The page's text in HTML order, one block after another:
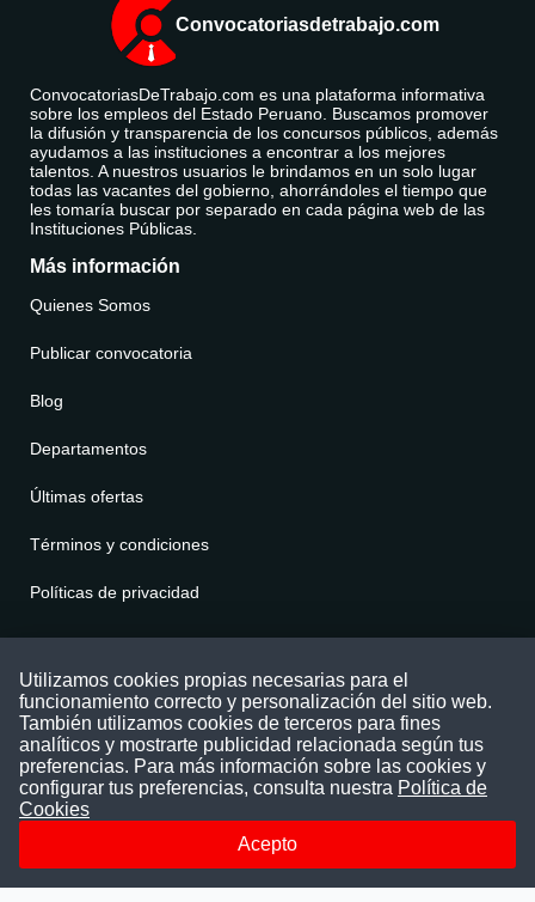
Convocatoriasdetrabajo.com
ConvocatoriasDeTrabajo.com es una plataforma informativa
sobre los empleos del Estado Peruano. Buscamos promover
la difusión y transparencia de los concursos públicos, además
ayudamos a las instituciones a encontrar a los mejores
talentos. A nuestros usuarios le brindamos en un solo lugar
todas las vacantes del gobierno, ahorrándoles el tiempo que
les tomaría buscar por separado en cada página web de las
Instituciones Públicas.
Más información
Quienes Somos
Publicar convocatoria
Blog
Departamentos
Últimas ofertas
Términos y condiciones
Políticas de privacidad
Puede comunicarse con nosotros a través
nuestras redes sociales o del correo:
contacto@convocatoriasdetrabajo.com
Siguenos en:
Utilizamos cookies propias necesarias para el
funcionamiento correcto y personalización del sitio web.
También utilizamos cookies de terceros para fines
analíticos y mostrarte publicidad relacionada según tus
preferencias. Para más información sobre las cookies y
configurar tus preferencias, consulta nuestra Política de
Cookies
Acepto